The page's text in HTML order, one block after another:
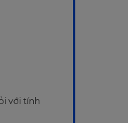
với tính